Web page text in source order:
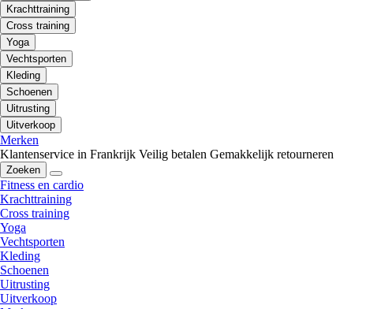
Krachttraining
Cross training
Yoga
Vechtsporten
Kleding
Schoenen
Uitrusting
Uitverkoop
Merken
Klantenservice in Frankrijk Veilig betalen Gemakkelijk retourneren
Zoeken
Fitness en cardio
Krachttraining
Cross training
Yoga
Vechtsporten
Kleding
Schoenen
Uitrusting
Uitverkoop